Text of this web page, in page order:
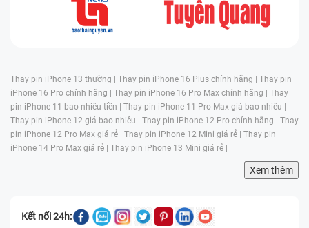
Thay pin iPhone 13 thường | Thay pin iPhone 16 Plus chính hãng | Thay pin
iPhone 16 Pro chính hãng | Thay pin iPhone 16 Pro Max chính hãng | Thay
pin iPhone 11 bao nhiêu tiền | Thay pin iPhone 11 Pro Max giá bao nhiêu |
Thay pin iPhone 12 giá bao nhiêu | Thay pin iPhone 12 Pro chính hãng | Thay
pin iPhone 12 Pro Max giá rẻ | Thay pin iPhone 12 Mini giá rẻ | Thay pin
iPhone 14 Pro Max giá rẻ | Thay pin iPhone 13 Mini giá rẻ |
Xem thêm
Kết nối 24h: